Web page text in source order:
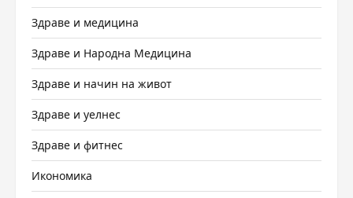
Здраве и медицина
Здраве и Народна Медицина
Здраве и начин на живот
Здраве и уелнес
Здраве и фитнес
Икономика